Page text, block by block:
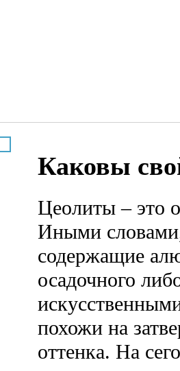
Каковы
Цеолиты – это
Иными
содержащие
осадочного
похожи на
оттенка. На